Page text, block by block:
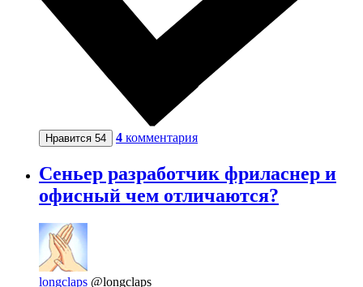
Нравится 54 4 комментария
Сеньер разработчик фриласнер и
офисный чем отличаются?
longclaps @longclaps